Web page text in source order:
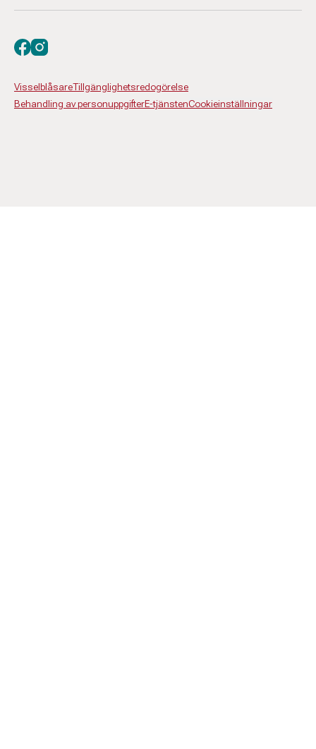
VisselblåsareTillgänglighetsredogörelse
Behandling av personuppgifterE-tjänstenCookieinställningar
Besök oss på facebook
Besök oss på instagram